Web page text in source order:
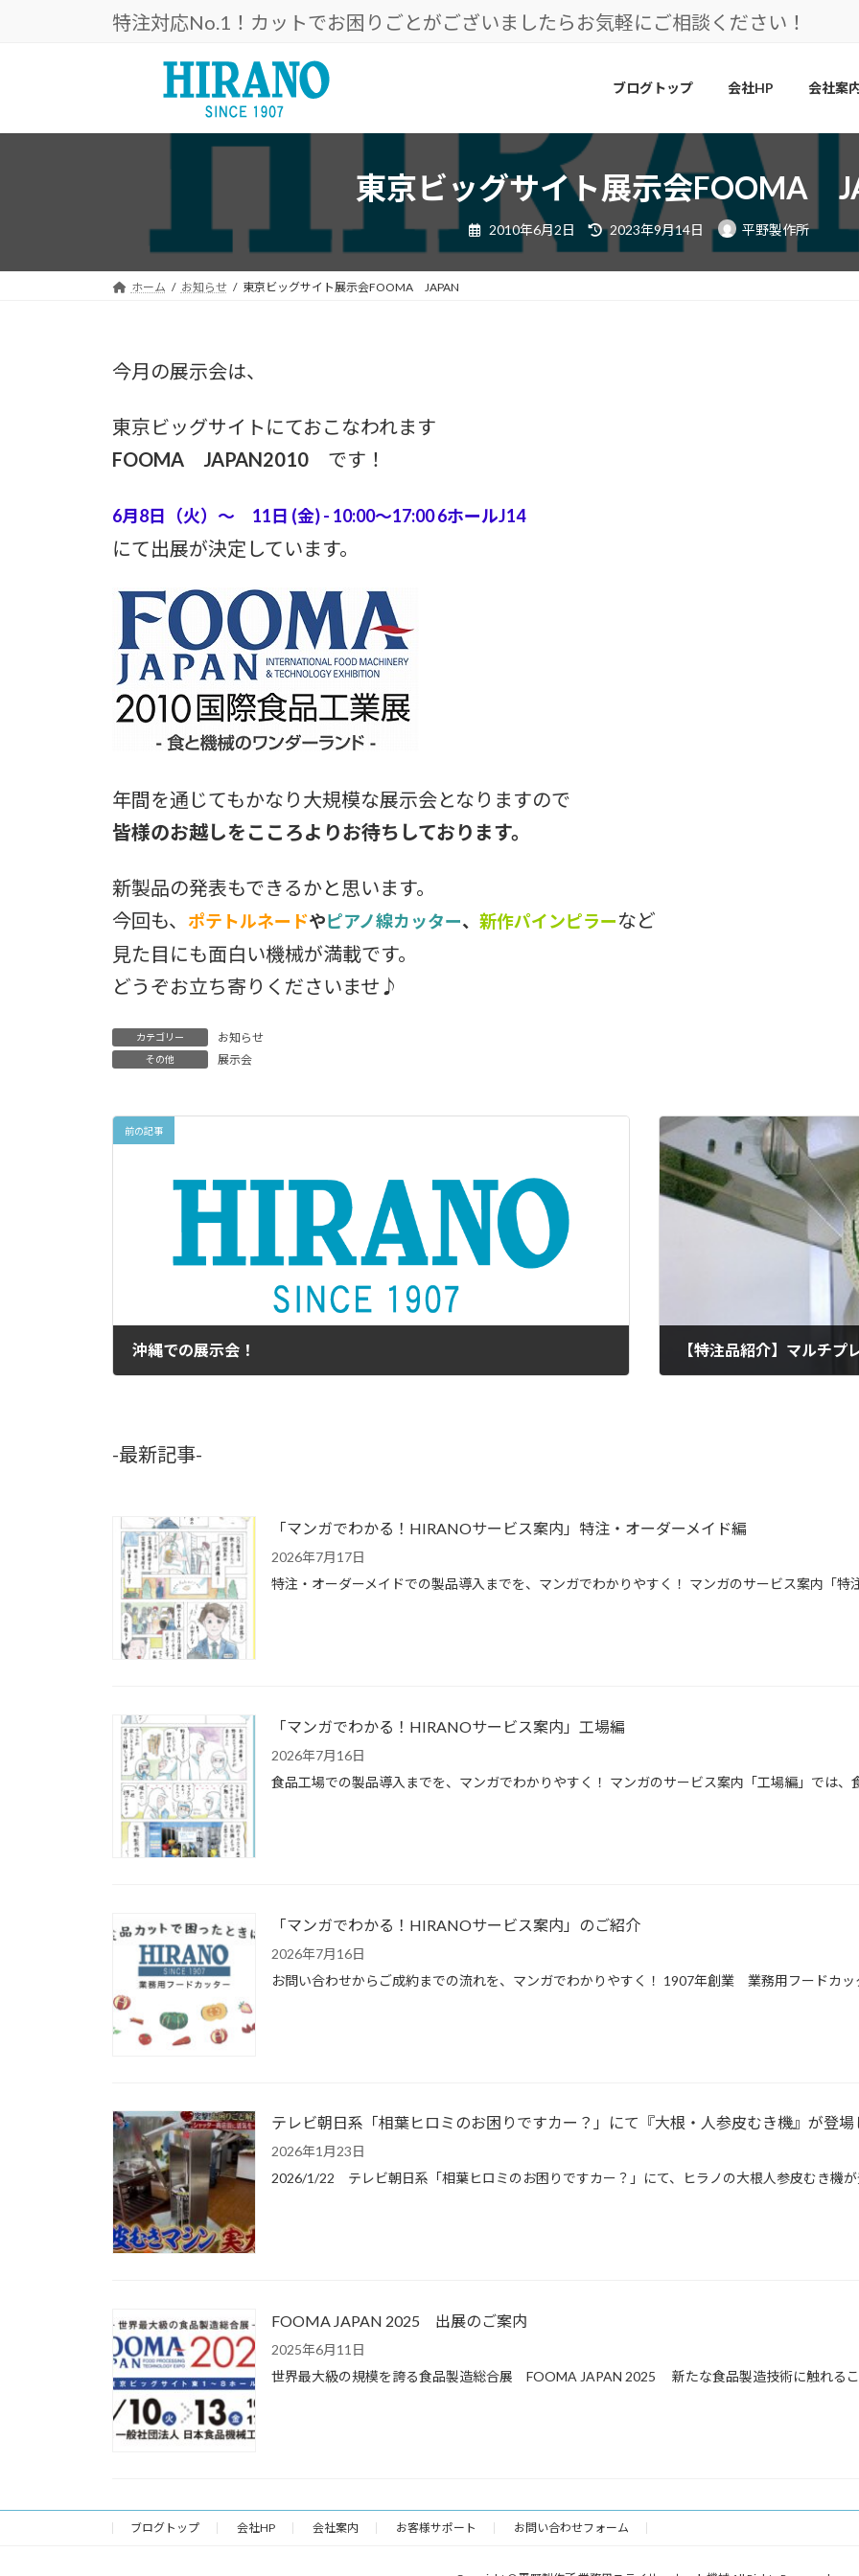
特注対応No.1！カットでお困りごとがございましたらお気軽にご相談ください！
ブログトップ 会社HP 会社案
東京ビッグサイト展示会FOOMA
2010年6月2日
最
終
更
日
2023年9月14日 平野製作所
ホーム お知らせ 東京ビッグサイト展示会FOOMA JAPAN
今月の展示会は、
東京ビッグサイトにておこなわれます
FOOMA JAPAN2010 です！
6月8日（火）～ 11日 (金) - 10:00～17:00 6ホールJ14
にて出展が決定しています。
年間を通じてもかなり大規模な展示会となりますので
皆様のお越しをこころよりお待ちしております。
新製品の発表もできるかと思います。
今回も、 ポテトルネードやピアノ線カッター、 新作パインピラーなど
見た目にも面白い機械が満載です。
どうぞお立ち寄りくださいませ♪
カテゴリー お知らせ
その他 展示会
前の記事
沖縄での展示会！ 【特注品紹介】マルチ
-最新記事-
「マンガでわかる！HIRANOサービス案内」特注・オーダーメイド編
2026年7月17日
特注・オーダーメイドでの製品導入までを、マンガでわかりやすく！ マンガのサービス案内「
「マンガでわかる！HIRANOサービス案内」工場編
2026年7月16日
食品工場での製品導入までを、マンガでわかりやすく！ マンガのサービス案内「工場編」では
「マンガでわかる！HIRANOサービス案内」のご紹介
2026年7月16日
お問い合わせからご成約までの流れを、マンガでわかりやすく！ 1907年創業 業務用フードカ
テレビ朝日系「相葉ヒロミのお困りですカー？」にて『大根・人参皮むき機』が登場
2026年1月23日
2026/1/22 テレビ朝日系「相葉ヒロミのお困りですカー？」にて、ヒラノの大根人参皮むき機
FOOMA JAPAN 2025 出展のご案内
2025年6月11日
世界最大級の規模を誇る食品製造総合展 FOOMA JAPAN 2025 新たな食品製造技術に触れる
ブログトップ 会社HP 会社案内 お客様サポート お問い合わせフォーム